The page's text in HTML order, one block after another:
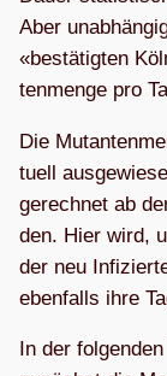
Aber
«bestä­tig­ten
ten­menge pro
Die
tu­ell
gerech­net ab
den. Hier wird,
der neu
eben­falls ihre
In der